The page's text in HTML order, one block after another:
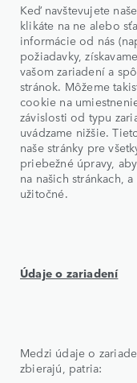
Keď navštevujete
klikáte na ne alebo
informácie od nás
požiadavky,
vašom zariadení a
stránok. Môžeme
cookie na
závislosti od typu
uvádzame nižšie.
naše stránky pre
priebežné úpravy,
na našich stránkach,
užitočné.
Údaje o zariadení
Medzi údaje o
zbierajú, patria: